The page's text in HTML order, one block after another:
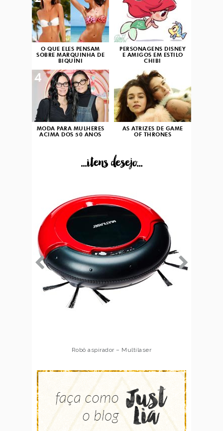
O QUE ELES PENSAM
SOBRE MARQUINHA DE
BIQUÍNI
PERSONAGENS DISNEY
E AMIGOS EM ESTILO
CHIBI
MODA PARA MULHERES
ACIMA DOS 50 ANOS
4
AS ATRIZES DE GAME
OF THRONES
...itens desejo...
Robô aspirador – Multilaser